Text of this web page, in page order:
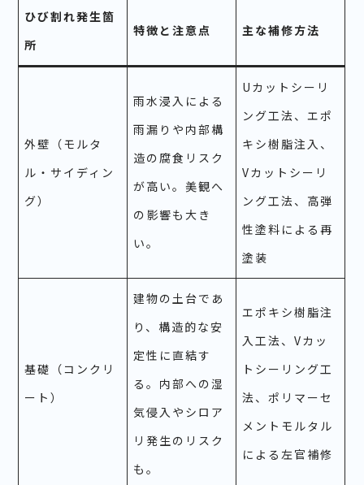
ひび割れ発生箇
所
特徴と注意点 主な補修方法
外壁（モルタ
ル・サイディン
グ）
雨水浸入による
雨漏りや内部構
造の腐食リスク
が高い。美観へ
の影響も大き
い。
Uカットシーリ
ング工法、エポ
キシ樹脂注入、
Vカットシーリ
ング工法、高弾
性塗料による再
塗装
基礎（コンクリ
ート）
建物の土台であ
り、構造的な安
定性に直結す
る。内部への湿
気侵入やシロア
リ発生のリスク
も。
エポキシ樹脂注
入工法、Vカッ
トシーリング工
法、ポリマーセ
メントモルタル
による左官補修